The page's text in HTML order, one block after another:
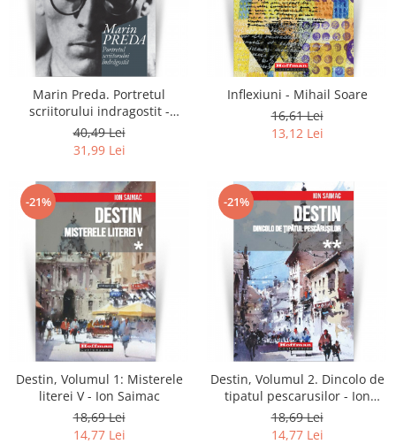
Marin Preda. Portretul
scriitorului indragostit -
Eugen Simion
40,49 Lei
31,99 Lei
Inflexiuni - Mihail Soare
16,61 Lei
13,12 Lei
-21%
Destin, Volumul 1: Misterele
literei V - Ion Saimac
18,69 Lei
14,77 Lei
-21%
Destin, Volumul 2. Dincolo de
tipatul pescarusilor - Ion
Saimac
18,69 Lei
14,77 Lei